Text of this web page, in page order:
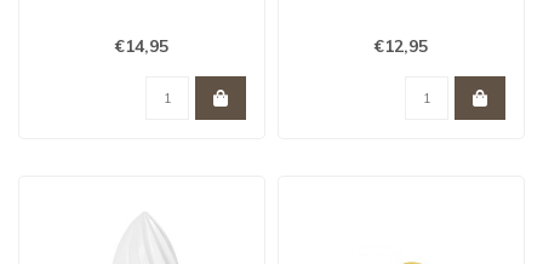
€14,95 €12,95